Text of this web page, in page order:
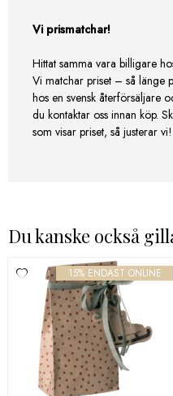
Vi prismatchar!
Hittat samma vara billigare
Vi matchar priset – så länge
hos en svensk återförsäljare
du kontaktar oss innan köp.
som visar priset, så justerar vi!
Du kanske också
15% ENDAST ONLINE